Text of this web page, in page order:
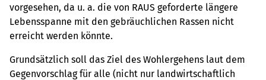
vorgesehen, da u. a. die von RAUS geforderte längere
Lebensspanne mit den gebräuchlichen Rassen nicht
erreicht werden könnte.
Grundsätzlich soll das Ziel des Wohlergehens laut dem
Gegenvorschlag für alle (nicht nur landwirtschaftlich